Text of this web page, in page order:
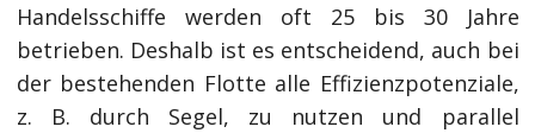
Handelsschiffe werden oft 25 bis 30 Jahre
betrieben. Deshalb ist es entscheidend, auch bei
der bestehenden Flotte alle Effizienzpotenziale,
z. B. durch Segel, zu nutzen und parallel